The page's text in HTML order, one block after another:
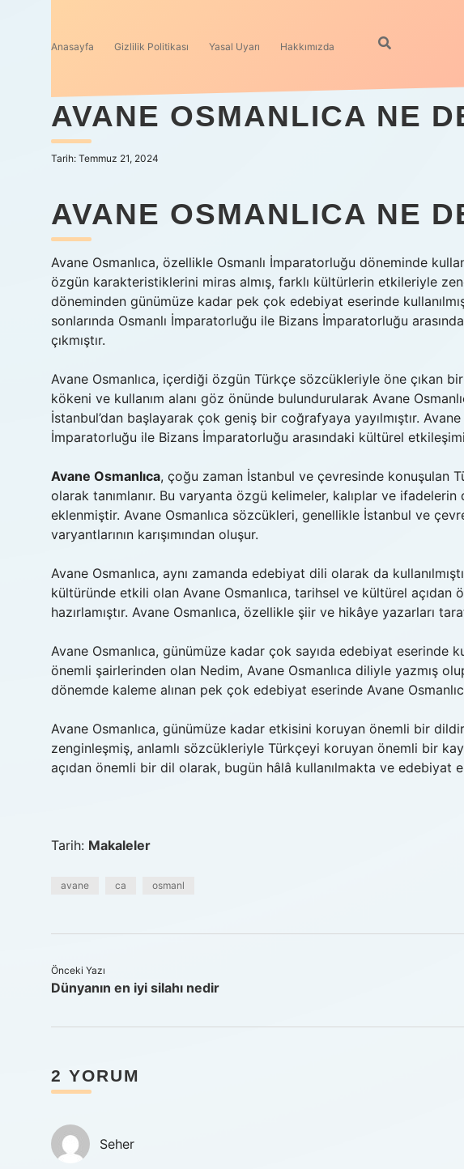
Anasayfa Gizlilik Politikası Yasal Uyarı Hakkımızda
AVANE OSMANLICA NE
Tarih: Temmuz 21, 2024
AVANE OSMANLICA NE
Avane Osmanlıca, özellikle Osmanlı İmparatorluğu döneminde
özgün karakteristiklerini miras almış, farklı kültürlerin etkileriyle
döneminden günümüze kadar pek çok edebiyat eserinde
sonlarında Osmanlı İmparatorluğu ile Bizans İmparatorluğu
çıkmıştır.
Avane Osmanlıca, içerdiği özgün Türkçe sözcükleriyle öne çıkan
kökeni ve kullanım alanı göz önünde bulundurularak Avane
İstanbul’dan başlayarak çok geniş bir coğrafyaya yayılmıştır.
İmparatorluğu ile Bizans İmparatorluğu arasındaki kültürel
Avane Osmanlıca, çoğu zaman İstanbul ve çevresinde konuşulan
olarak tanımlanır. Bu varyanta özgü kelimeler, kalıplar ve ifadelerin
eklenmiştir. Avane Osmanlıca sözcükleri, genellikle İstanbul ve
varyantlarının karışımından oluşur.
Avane Osmanlıca, aynı zamanda edebiyat dili olarak da
kültüründe etkili olan Avane Osmanlıca, tarihsel ve kültürel açıdan
hazırlamıştır. Avane Osmanlıca, özellikle şiir ve hikâye yazarları
Avane Osmanlıca, günümüze kadar çok sayıda edebiyat eserinde
önemli şairlerinden olan Nedim, Avane Osmanlıca diliyle yazmış
dönemde kaleme alınan pek çok edebiyat eserinde Avane
Avane Osmanlıca, günümüze kadar etkisini koruyan önemli bir
zenginleşmiş, anlamlı sözcükleriyle Türkçeyi koruyan önemli bir
açıdan önemli bir dil olarak, bugün hâlâ kullanılmakta ve edebiyat
Tarih: Makaleler
avane ca osmanl
Önceki Yazı
Dünyanın en iyi silahı nedir
2 YORUM
Seher